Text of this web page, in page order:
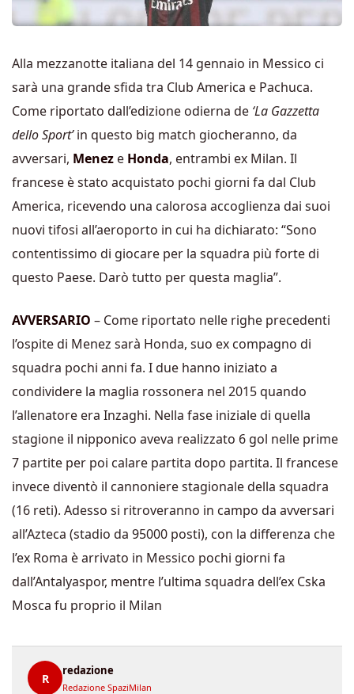
Alla mezzanotte italiana del 14 gennaio in Messico ci
sarà una grande sfida tra Club America e Pachuca.
Come riportato dall’edizione odierna de ‘La Gazzetta
dello Sport’in questo big match giocheranno, da
avversari, Menez e Honda, entrambi ex Milan. Il
francese è stato acquistato pochi giorni fa dal Club
America, ricevendo una calorosa accoglienza dai suoi
nuovi tifosi all’aeroporto in cui ha dichiarato: “Sono
contentissimo di giocare per la squadra più forte di
questo Paese. Darò tutto per questa maglia”.
AVVERSARIO – Come riportato nelle righe precedenti
l’ospite di Menez sarà Honda, suo ex compagno di
squadra pochi anni fa. I due hanno iniziato a
condividere la maglia rossonera nel 2015 quando
l’allenatore era Inzaghi. Nella fase iniziale di quella
stagione il nipponico aveva realizzato 6 gol nelle prime
7 partite per poi calare partita dopo partita. Il francese
invece diventò il cannoniere stagionale della squadra
(16 reti). Adesso si ritroveranno in campo da avversari
all’Azteca (stadio da 95000 posti), con la differenza che
l’ex Roma è arrivato in Messico pochi giorni fa
dall’Antalyaspor, mentre l’ultima squadra dell’ex Cska
Mosca fu proprio il Milan
R
redazione
Redazione SpaziMilan